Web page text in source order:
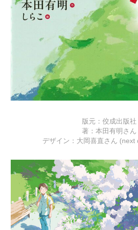
版元：佼成出版社
著：本田有明さん
デザイン：大岡喜直さん (next